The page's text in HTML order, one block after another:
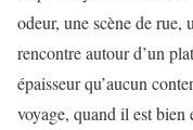
odeur, une scène de rue,
rencontre autour d’un
épaisseur qu’aucun
voyage, quand il est bien